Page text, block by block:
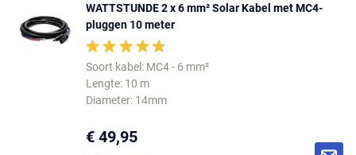
WATTSTUNDE 2 x 6 mm² Solar Kabel met MC4-
pluggen 10 meter
Soort kabel: MC4 - 6 mm²
Lengte: 10 m
Diameter: 14mm
€ 49,95